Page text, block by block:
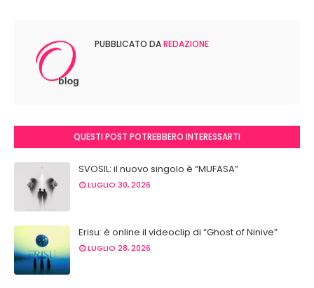
PUBBLICATO DAREDAZIONE
QUESTI POST POTREBBERO INTERESSARTI
SVOSIL: il nuovo singolo è “MUFASA”
LUGLIO 30, 2026
Erisu: è online il videoclip di “Ghost of Ninive”
LUGLIO 28, 2026